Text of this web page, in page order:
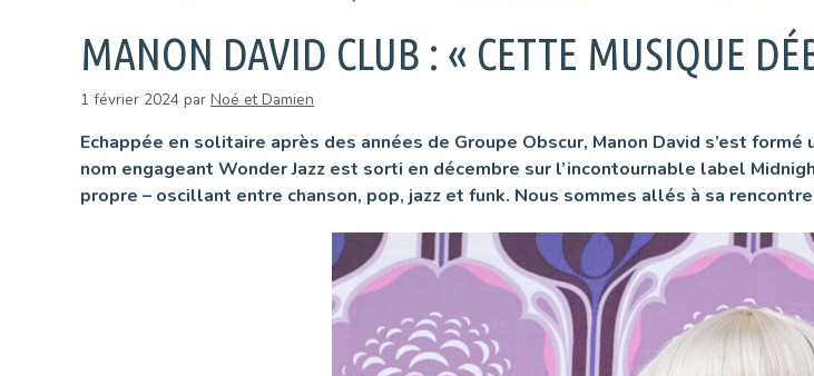
MANON DAVID CLUB : « CETTE MUSIQUE
1 février 2024 par Noé et Damien
Echappée en solitaire après des années de Groupe Obscur, Manon David s’est
nom engageant Wonder Jazz est sorti en décembre sur l’incontournable label
propre – oscillant entre chanson, pop, jazz et funk. Nous sommes allés à sa